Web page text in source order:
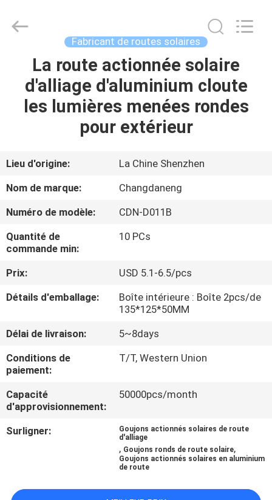
MAISON
DES
PRODUITS
À
PROPOS
DE
VISITE
L'USINE
CONTRÔLE
DE
QUALITÉ
NOUS
Technology
Fabricant de routes solaires
La route actionnée solaire
d'alliage d'aluminium cloute
les lumières menées rondes
pour extérieur
Lieu d'origine:
La Chine Shenzhen
Nom de marque:
Changdaneng
Numéro de modèle:
CDN-D011B
Quantité de
commande min:
10 PCs
Prix:
USD 5.1-6.5/pcs
Détails d'emballage:
Boîte intérieure : Boîte 2pcs/de
135*125*50MM
Délai de livraison:
5~8days
Conditions de
paiement:
T/T, Western Union
Capacité
d'approvisionnement:
50000pcs/month
Surligner:
Goujons actionnés solaires de route
d'alliage
, Goujons ronds de route solaire,
Goujons actionnés solaires en aluminium
de route